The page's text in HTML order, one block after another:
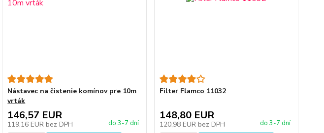
Nástavec na čistenie komínov pre 10m
vrták
146,57 EUR
119,16 EUR bez DPH do 3-7 dní
Filter Flamco 11032
148,80 EUR
120,98 EUR bez DPH do 3-7 dní